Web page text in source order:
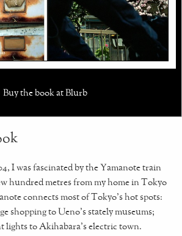
Buy the book at Blurb
I was fascinated by the Yamanote train
hundred metres from my home in Tokyo
connects most of Tokyo’s hot spots:
shopping to Ueno’s stately museums;
lights to Akihabara’s electric town.